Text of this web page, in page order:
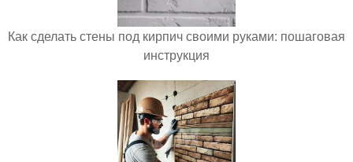
Как сделать стены под кирпич своими руками: пошаговая
инструкция